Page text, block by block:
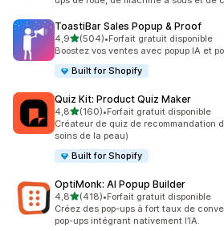
ToastiBar Sales Popup & Proof
4,9étoile(s) sur 5
(504)
504 avis au total
•Forfait gratuit disponible
Boostez vos ventes avec popup IA et
Built for Shopify
Quiz Kit: Product Quiz Maker
4,8étoile(s) sur 5
(160)
160 avis au total
•Forfait gratuit disponible
Créateur de quiz de recommandation
soins de la peau)
Built for Shopify
OptiMonk: AI Popup Builder
4,8étoile(s) sur 5
(418)
418 avis au total
•Forfait gratuit disponible
Créez des pop-ups à fort taux de
pop-ups intégrant nativement l’IA.